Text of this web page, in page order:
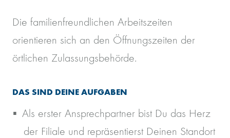
Die familienfreundlichen Arbeitszeiten
orientieren sich an den Öffnungszeiten der
örtlichen Zulassungsbehörde.
DAS SIND DEINE AUFGABEN
Als erster Ansprechpartner bist Du das Herz
der Filiale und repräsentierst Deinen Standort